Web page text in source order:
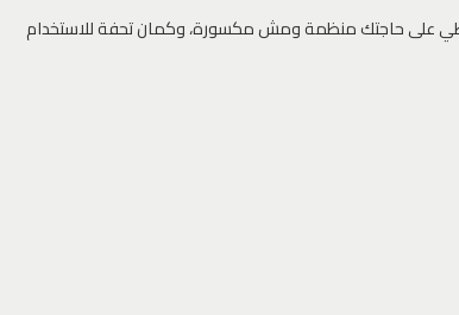
على حاجتك منظمة ومش مكسورة، وكمان تحفة للاستخدام